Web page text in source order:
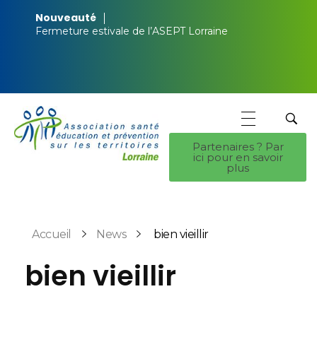
Nouveauté
Fermeture estivale de l’ASEPT Lorraine
Partenaires ? Par
ici pour en savoir
plus
Accueil News bien vieillir
bien vieillir